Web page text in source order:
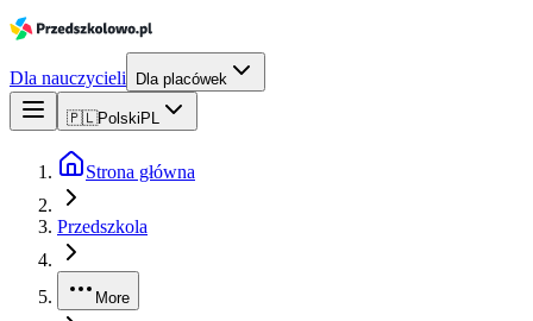
Dla nauczycieli Dla placówek
🇵🇱Polski PL
Strona główna
Przedszkola
More